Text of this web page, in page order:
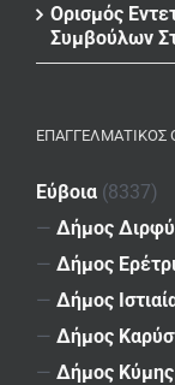
Ορισμός
Συμβούλων
ΕΠΑΓΓΕΛΜΑΤΙΚΌΣ
Εύβοια (8337)
— Δήμος
— Δήμος
— Δήμος
— Δήμος
— Δήμος Κύμης